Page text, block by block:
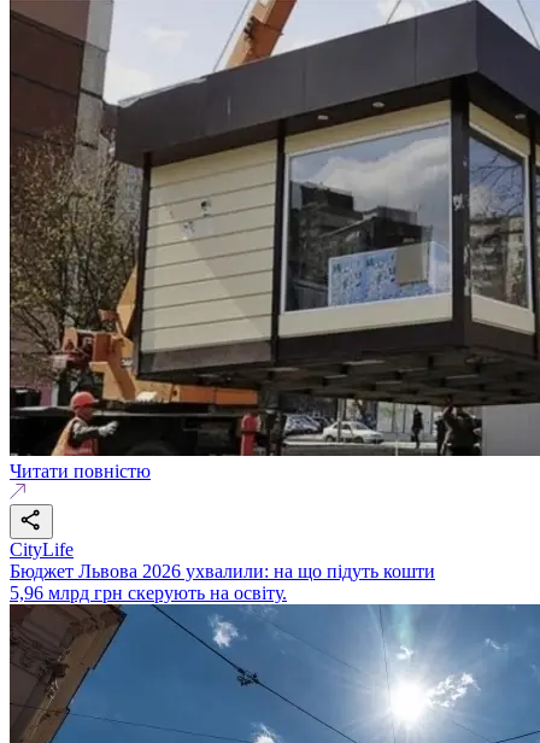
Читати повністю
CityLife
Бюджет Львова 2026 ухвалили: на що підуть кошти
5,96 млрд грн скерують на освіту.